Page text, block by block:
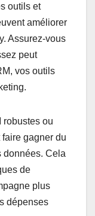
outils et
améliorer
Assurez-vous
peut
vos outils
robustes ou
gagner du
données. Cela
de
plus
dépenses